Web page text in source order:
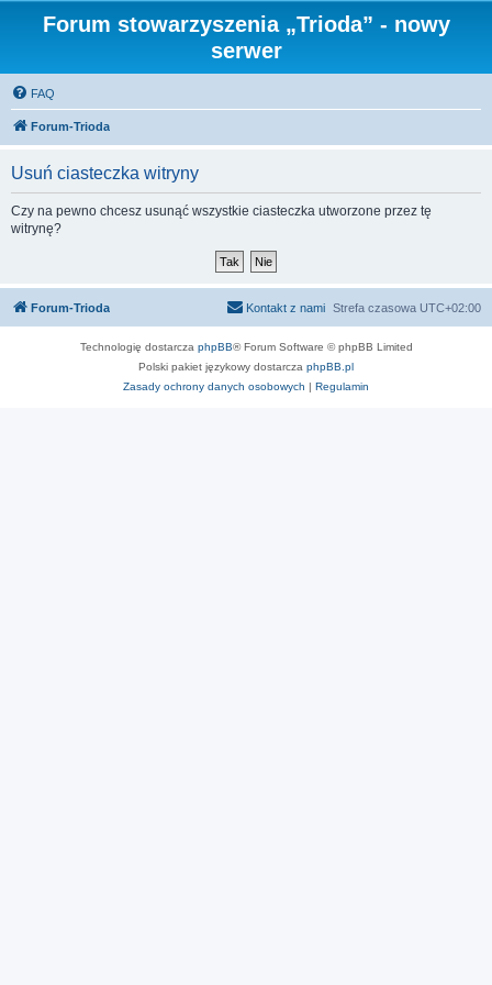
Forum stowarzyszenia „Trioda” - nowy
serwer
FAQ
Forum-Trioda
Usuń ciasteczka witryny
Czy na pewno chcesz usunąć wszystkie ciasteczka utworzone przez tę
witrynę?
Forum-Trioda Strefa czasowa UTC+02:00
Kontakt z nami
Technologię dostarcza phpBB® Forum Software © phpBB Limited
Polski pakiet językowy dostarcza phpBB.pl
Zasady ochrony danych osobowych | Regulamin